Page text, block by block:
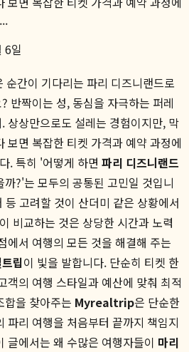
6일
간이 기다리는 파리 디즈니랜드로
반짝이는 성, 동심을 자극하는 퍼레
상상만으로도 설레는 경험이지만, 막
보면 복잡한 티켓 가격과 예약 과정에
. 특히 '어떻게 하면 파리 디즈니랜드
까?'는 모두의 공통된 고민일 것입니
고려할 것이 산더미 같은 상황에서
비교하는 것은 상당한 시간과 노력
에서 여행의 모든 것을 해결해 주는
립이 빛을 발합니다. 단순히 티켓 한
객의 여행 스타일과 예산에 맞춰 최적
합을 찾아주는 Myrealtrip은 단순한
파리 여행을 처음부터 끝까지 책임지
글에서는 왜 수많은 여행자들이 마리